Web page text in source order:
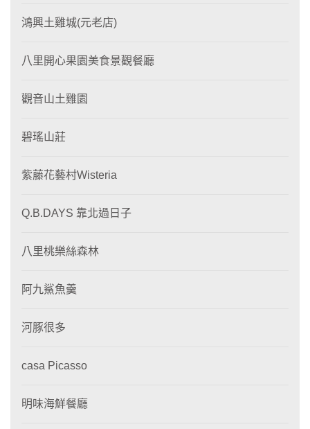
鴻興土雞城(元老店)
八里開心果園美食景觀餐廳
觀音山土雞園
碧瑤山莊
紫藤花藝村Wisteria
Q.B.DAYS 靠北過日子
八里桃樂絲森林
阿九鯊魚羹
河豚很多
casa Picasso
明味海鮮餐廳